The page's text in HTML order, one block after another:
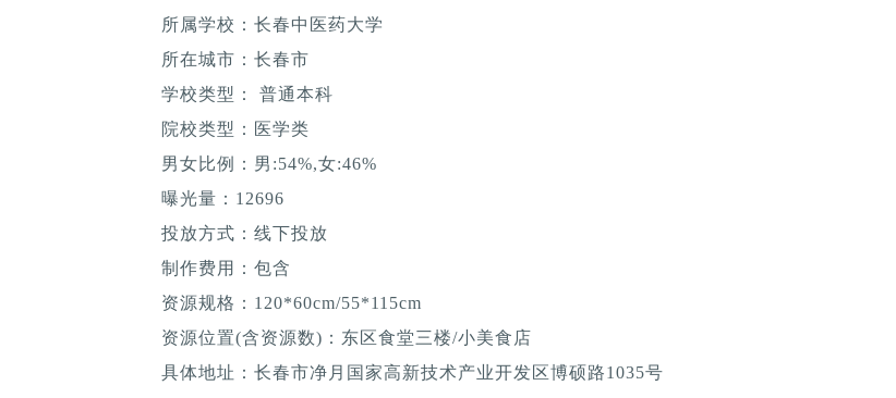
所属学校：长春中医药大学
所在城市：长春市
学校类型： 普通本科
院校类型：医学类
男女比例：男:54%,女:46%
曝光量：12696
投放方式：线下投放
制作费用：包含
资源规格：120*60cm/55*115cm
资源位置(含资源数)：东区食堂三楼/小美食店
具体地址：长春市净月国家高新技术产业开发区博硕路1035号